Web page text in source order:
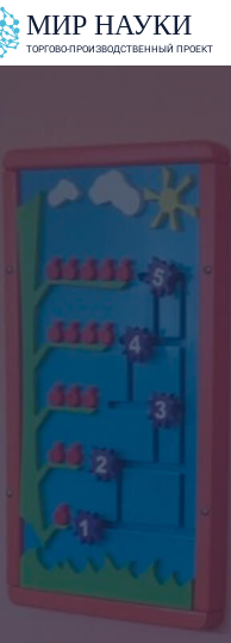
МИР НАУКИ
ТОРГОВО-ПРОИЗВОДСТВЕННЫЙ ПРОЕКТ